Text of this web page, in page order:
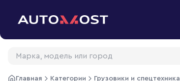
Главная Категории Грузовики и спецтехника